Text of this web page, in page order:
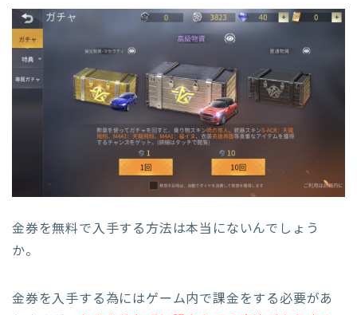
金券を無料で入手する方法は本当にないんでしょう
か。
金券を入手する為にはゲーム内で課金をする必要があ